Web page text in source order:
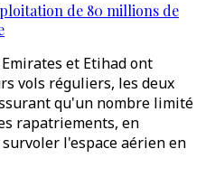
de 80 millions de
et Etihad ont
vols réguliers, les deux
qu'un nombre limité
rapatriements, en
l'espace aérien en